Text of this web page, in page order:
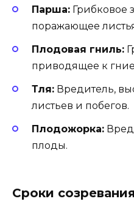
Парша: Грибковое
поражающее
Плодовая гниль:
приводящее к
Тля: Вредитель,
листьев и побегов.
Плодожорка:
плоды.
Сроки созревания